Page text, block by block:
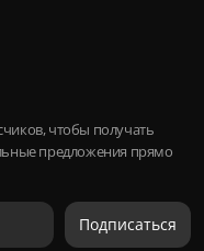
чтобы получать
предложения прямо
Подписаться